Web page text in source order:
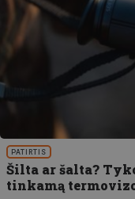
PATIRTIS
Šilta ar šalta?
tinkamą